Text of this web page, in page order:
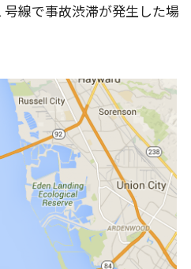
線で事故渋滞が発生した場